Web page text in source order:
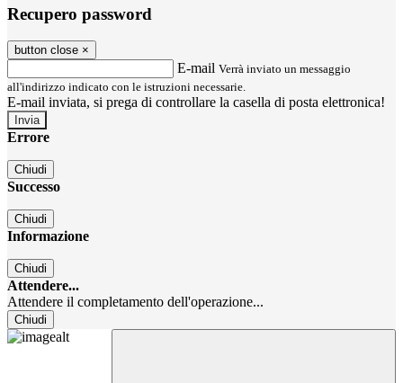
Recupero password
button close ×
E-mail Verrà inviato un messaggio
all'indirizzo indicato con le istruzioni necessarie.
E-mail inviata, si prega di controllare la casella di posta elettronica!
Errore
Chiudi
Successo
Chiudi
Informazione
Chiudi
Attendere...
Attendere il completamento dell'operazione...
Chiudi